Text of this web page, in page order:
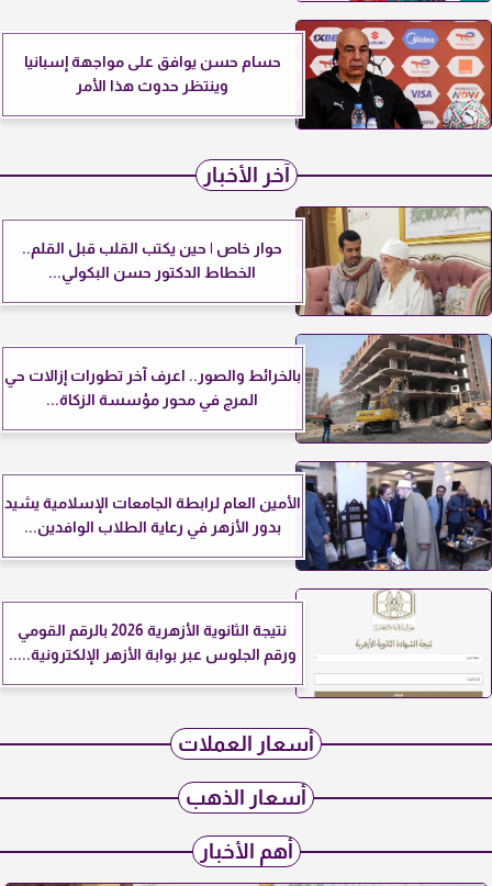
حسام حسن يوافق على مواجهة إسبانيا
وينتظر حدوث هذا الأمر
آخر الأخبار
حوار خاص | حين يكتب القلب قبل القلم..
الخطاط الدكتور حسن البكولي...
بالخرائط والصور.. اعرف آخر تطورات إزالات حي
المرج في محور مؤسسة الزكاة...
الأمين العام لرابطة الجامعات الإسلامية يشيد
بدور الأزهر في رعاية الطلاب الوافدين...
نتيجة الثانوية الأزهرية 2026 بالرقم القومي
ورقم الجلوس عبر بوابة الأزهر الإلكترونية.....
أسعار العملات
أسعار الذهب
أهم الأخبار